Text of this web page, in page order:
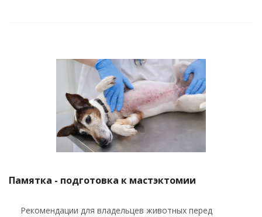
Памятка - подготовка к мастэктомии
Рекомендации для владельцев животных перед